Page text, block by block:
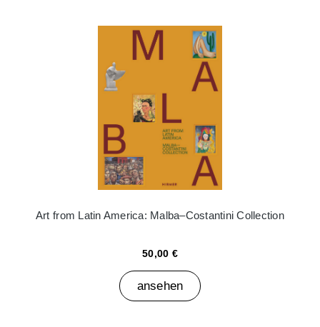
Art from Latin America: Malba–Costantini Collection
50,00 €
ansehen